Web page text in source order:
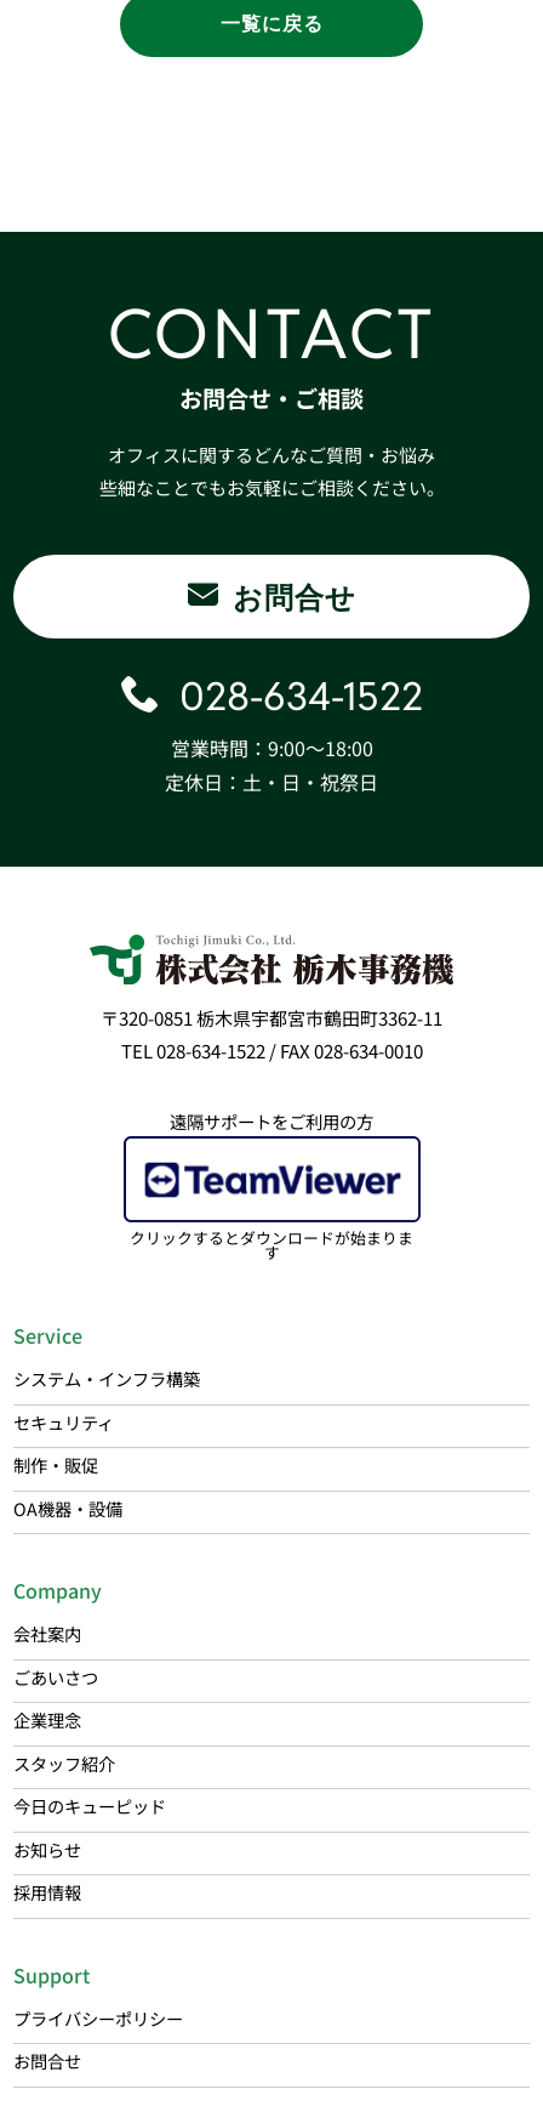
一覧に戻る
CONTACT
お問合せ・ご相談
オフィスに関するどんなご質問・お悩み
些細なことでもお気軽にご相談ください。
お問合せ
028-634-1522
営業時間：9:00〜18:00
定休日：土・日・祝祭日
〒320-0851 栃木県宇都宮市鶴田町3362-11
TEL 028-634-1522 / FAX 028-634-0010
遠隔サポートをご利用の方
クリックするとダウンロードが始まりま
す
Service
システム・インフラ構築
セキュリティ
制作・販促
OA機器・設備
Company
会社案内
ごあいさつ
企業理念
スタッフ紹介
今日のキューピッド
お知らせ
採用情報
Support
プライバシーポリシー
お問合せ